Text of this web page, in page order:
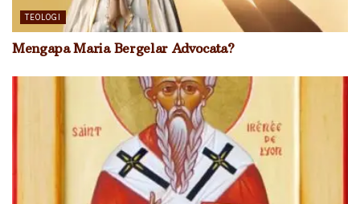
TEOLOGI
Mengapa Maria Bergelar Advocata?